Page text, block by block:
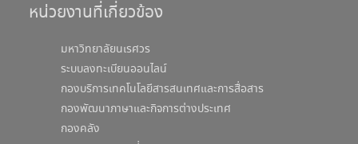
หน่วยงานที่เกี่ยวข้อง
มหาวิทยาลัยนเรศวร
ระบบลงทะเบียนออนไลน์
กองบริการเทคโนโลยีสารสนเทศและการสื่อสาร
กองพัฒนาภาษาและกิจการต่างประเทศ
กองคลัง